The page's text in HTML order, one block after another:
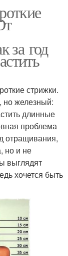
за год
стрижки.
но железный:
длинные
проблема
отращивания,
но и не
выглядят
хочется быть